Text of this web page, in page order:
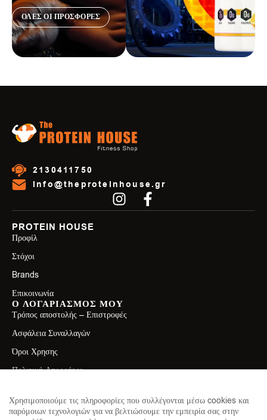
ΟΛΕΣ ΟΙ ΠΡΟΣΦΟΡΕΣ
2130411750
info@theproteinhouse.gr
PROTEIN HOUSE
Προφίλ
Στόχοι
Brands
Επικοινωνία
Ο ΛΟΓΑΡΙΑΣΜΟΣ ΜΟΥ
Τρόπος αποστολής – Επιστροφές
Ασφάλεια Συναλλαγών
Όροι Χρησης
Πολιτική Απορρήτου
2130411750
Χρησιμοποιούμε τις πληροφορίες που συλλέγονται μέσω cookies και
παρόμοιων τεχνολογιών για να βελτιώσουμε την εμπειρία σας στην